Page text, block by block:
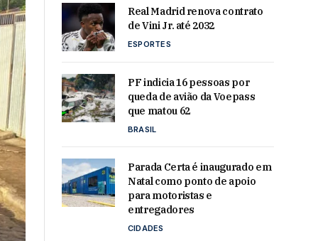
Real Madrid renova contrato
de Vini Jr. até 2032
ESPORTES
PF indicia 16 pessoas por
queda de avião da Voepass
que matou 62
BRASIL
Parada Certa é inaugurado em
Natal como ponto de apoio
para motoristas e
entregadores
CIDADES